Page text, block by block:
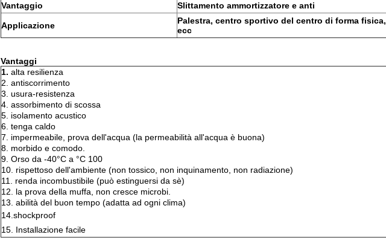
Vantaggio
Slittamento ammortizzatore e anti
Applicazione
Palestra, centro sportivo del centro di forma fisica,
ecc
Vantaggi
1. alta resilienza
2. antiscorrimento
3. usura-resistenza
4. assorbimento di scossa
5. isolamento acustico
6. tenga caldo
7. impermeabile, prova dell'acqua (la permeabilità all'acqua è buona)
8. morbido e comodo.
9. Orso da -40°C a °C 100
10. rispettoso dell'ambiente (non tossico, non inquinamento, non radiazione)
11. renda incombustibile (può estinguersi da sè)
12. la prova della muffa, non cresce microbi.
13. abilità del buon tempo (adatta ad ogni clima)
14.shockproof
15. Installazione facile